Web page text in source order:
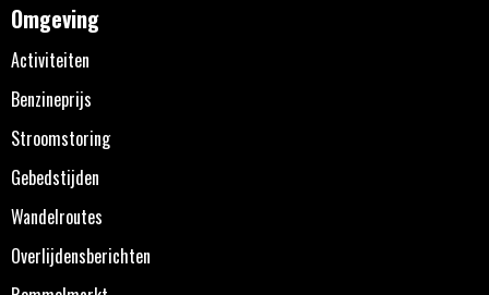
Omgeving
Activiteiten
Benzineprijs
Stroomstoring
Gebedstijden
Wandelroutes
Overlijdensberichten